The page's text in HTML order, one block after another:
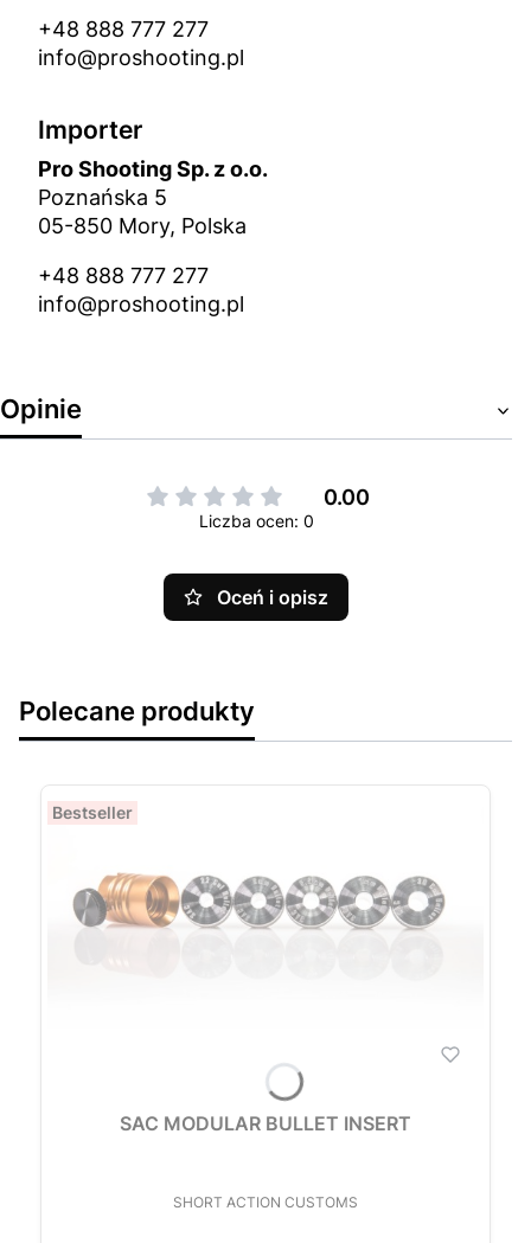
+48 888 777 277
info@proshooting.pl
Importer
Pro Shooting Sp. z o.o.
Poznańska 5
05-850 Mory, Polska
+48 888 777 277
info@proshooting.pl
Opinie
0.00
Liczba ocen: 0
Oceń i opisz
Polecane produkty
Bestseller
SAC MODULAR BULLET INSERT
PRODUCENT
SHORT ACTION CUSTOMS